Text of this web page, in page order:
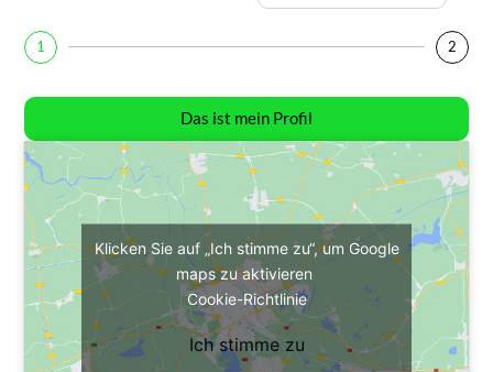
1 2
Das ist mein Profil
Klicken Sie auf „Ich stimme zu“, um Google
maps zu aktivieren
Cookie-Richtlinie
Ich stimme zu